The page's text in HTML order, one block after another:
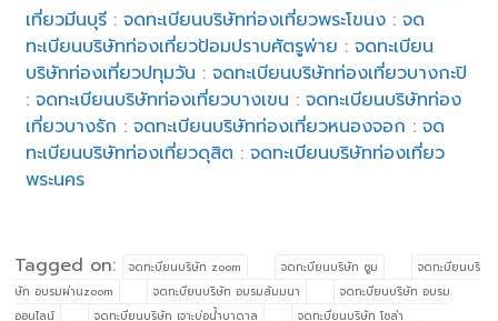
เที่ยวมีนบุรี :จดทะเบียนบริษัทท่องเที่ยวพระโขนง :จด
ทะเบียนบริษัทท่องเที่ยวป้อมปราบศัตรูพ่าย :จดทะเบียน
บริษัทท่องเที่ยวปทุมวัน :จดทะเบียนบริษัทท่องเที่ยวบางกะปิ
:จดทะเบียนบริษัทท่องเที่ยวบางเขน :จดทะเบียนบริษัทท่อง
เที่ยวบางรัก :จดทะเบียนบริษัทท่องเที่ยวหนองจอก :จด
ทะเบียนบริษัทท่องเที่ยวดุสิต :จดทะเบียนบริษัทท่องเที่ยว
พระนคร
Tagged on: จดทะบียนบริษัท zoom จดทะบียนบริษัท ซูม
จดทะบียนบริ
ษัท อบรมผ่านzoom
จดทะบียนบริษัท อบรมสัมมนา
จดทะบียนบริษัท อบรม
ออนไลน์
จดทะบียนบริษัท เจาะบ่อน้ำบาดาล
จดทะบียนบริษัท โซล่า